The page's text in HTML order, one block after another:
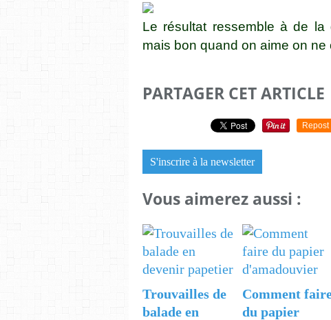
Le résultat ressemble à de
mais bon quand on aime on
PARTAGER CET ARTICLE
Repost
S'inscrire à la newsletter
Vous aimerez aussi :
Trouvailles de
balade en
Comment
du papier